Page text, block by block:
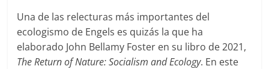
Una de las relecturas más importantes del
ecologismo de Engels es quizás la que ha
elaborado John Bellamy Foster en su libro de 2021,
The Return of Nature: Socialism and Ecology. En este